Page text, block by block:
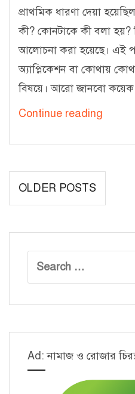
প্রাথমিক ধারণা দেয়া
কী? কোনটাকে কী বলা হয়?
আলোচনা করা হয়েছে। এই
অ্যাপ্লিকেশন বা কোথায়
বিষয়ে। আরো জানবো
Continue reading
–
Posts
navigation
OLDER POSTS
for:
Ad: নামাজ ও রোজার